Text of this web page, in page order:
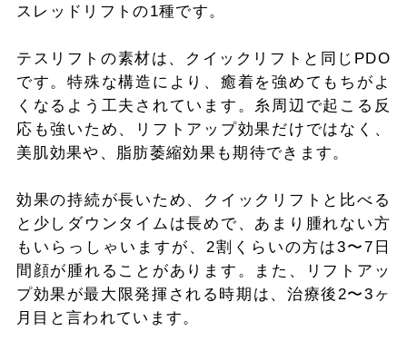
スレッドリフトの1種です。
テスリフトの素材は、クイックリフトと同じPDO
です。特殊な構造により、癒着を強めてもちがよ
くなるよう工夫されています。糸周辺で起こる反
応も強いため、リフトアップ効果だけではなく、
美肌効果や、脂肪萎縮効果も期待できます。
効果の持続が長いため、クイックリフトと比べる
と少しダウンタイムは長めで、あまり腫れない方
もいらっしゃいますが、2割くらいの方は3〜7日
間顔が腫れることがあります。また、リフトアッ
プ効果が最大限発揮される時期は、治療後2〜3ヶ
月目と言われています。